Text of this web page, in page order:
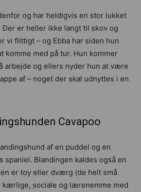
og har heldigvis en stor lukket
Der er heller ikke langt til skov og
vi flittigt – og Ebba har siden hun
komme med på tur. Hun kommer
arbejde og ellers nyder hun at være
af – noget der skal udnyttes i en
Cavapoo
af en puddel og en
spaniel. Blandingen kaldes også en
er toy eller dværg (de helt små
kærlige, sociale og lærenemme med